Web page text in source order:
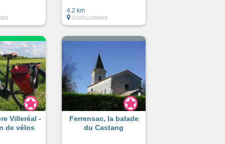
4.2 km
CASTILLONNES
Villeréal -
de vélos
Ferrensac, la balade
du Castang